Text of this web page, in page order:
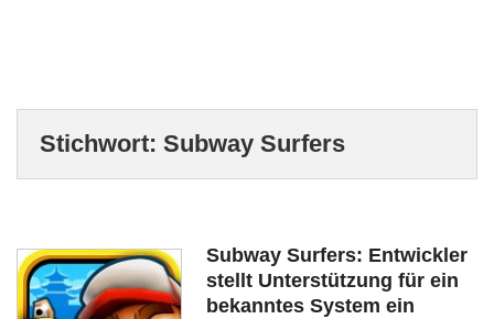
Stichwort: Subway Surfers
Subway Surfers: Entwickler
stellt Unterstützung für ein
bekanntes System ein